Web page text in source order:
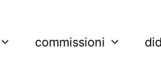
commissioni